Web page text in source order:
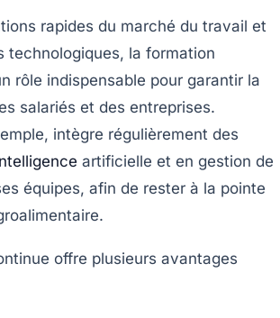
rapides du marché du travail et
technologiques, la formation
rôle indispensable pour garantir la
salariés et des entreprises.
intègre régulièrement des
artificielle et en gestion de
équipes, afin de rester à la pointe
offre plusieurs avantages